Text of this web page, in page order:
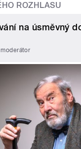
ROZHLASU
na úsměvný